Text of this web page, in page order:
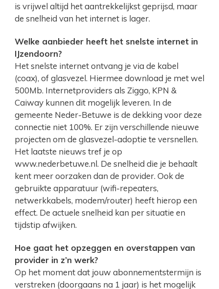
is vrijwel altijd het aantrekkelijkst geprijsd, maar
de snelheid van het internet is lager.
Welke aanbieder heeft het snelste internet in
IJzendoorn?
Het snelste internet ontvang je via de kabel
(coax), of glasvezel. Hiermee download je met wel
500Mb. Internetproviders als Ziggo, KPN &
Caiway kunnen dit mogelijk leveren. In de
gemeente Neder-Betuwe is de dekking voor deze
connectie niet 100%. Er zijn verschillende nieuwe
projecten om de glasvezel-adoptie te versnellen.
Het laatste nieuws tref je op
www.nederbetuwe.nl. De snelheid die je behaalt
kent meer oorzaken dan de provider. Ook de
gebruikte apparatuur (wifi-repeaters,
netwerkkabels, modem/router) heeft hierop een
effect. De actuele snelheid kan per situatie en
tijdstip afwijken.
Hoe gaat het opzeggen en overstappen van
provider in z’n werk?
Op het moment dat jouw abonnementstermijn is
verstreken (doorgaans na 1 jaar) is het mogelijk